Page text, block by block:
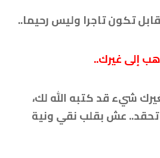
تكون تاجرا وليس رحيما..
إلى غيرك..
شيء قد كتبه الله لك،
عش بقلب نقي ونية